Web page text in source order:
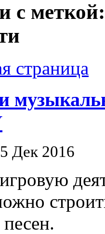
с
страница
Дек 2016